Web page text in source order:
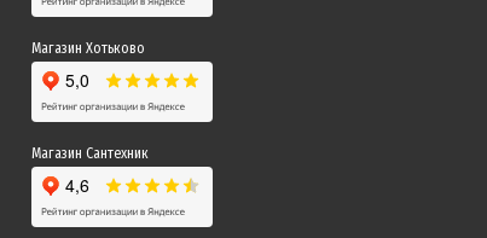
Магазин Хотьково
Магазин Сантехник